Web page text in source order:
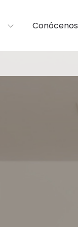
Conócenos